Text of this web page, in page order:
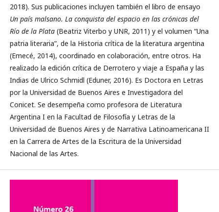
2018). Sus publicaciones incluyen también el libro de ensayo
Un país malsano. La conquista del espacio en las crónicas del
Río de la Plata (Beatriz Viterbo y UNR, 2011) y el volumen “Una
patria literaria”, de la Historia crítica de la literatura argentina
(Emecé, 2014), coordinado en colaboración, entre otros. Ha
realizado la edición crítica de Derrotero y viaje a España y las
Indias de Ulrico Schmidl (Eduner, 2016). Es Doctora en Letras
por la Universidad de Buenos Aires e Investigadora del
Conicet. Se desempeña como profesora de Literatura
Argentina I en la Facultad de Filosofía y Letras de la
Universidad de Buenos Aires y de Narrativa Latinoamericana II
en la Carrera de Artes de la Escritura de la Universidad
Nacional de las Artes.